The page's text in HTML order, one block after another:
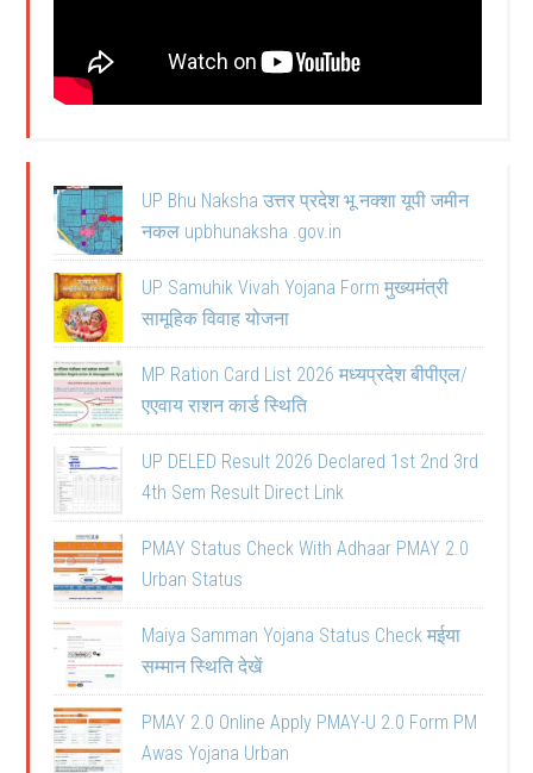
UP Bhu Naksha उत्तर प्रदेश भू नक्शा यूपी जमीन
नकल upbhunaksha .gov.in
UP Samuhik Vivah Yojana Form मुख्यमंत्री
सामूहिक विवाह योजना
MP Ration Card List 2026 मध्यप्रदेश बीपीएल/
एएवाय राशन कार्ड स्थिति
UP DELED Result 2026 Declared 1st 2nd 3rd
4th Sem Result Direct Link
PMAY Status Check With Adhaar PMAY 2.0
Urban Status
Maiya Samman Yojana Status Check मईया
सम्मान स्थिति देखें
PMAY 2.0 Online Apply PMAY-U 2.0 Form PM
Awas Yojana Urban